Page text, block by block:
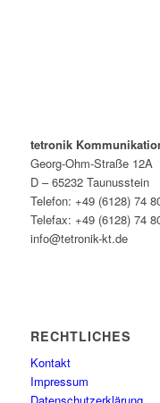
tetronik
Georg-Ohm-Straße 12A
D – 65232 Taunusstein
Telefon: +49 (6128) 74
Telefax: +49 (6128) 74
info@tetronik-kt.de
RECHTLICHES
Kontakt
Impressum
Datenschutzerklärung